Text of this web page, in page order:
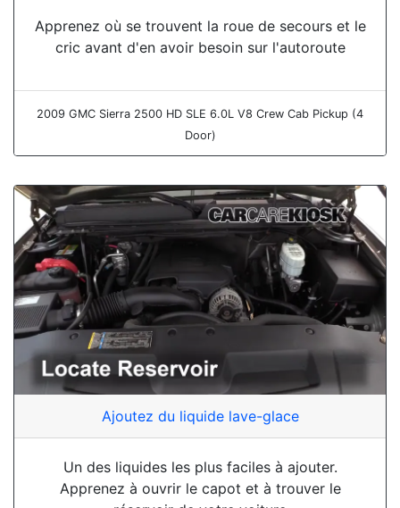
Apprenez où se trouvent la roue de secours et le
cric avant d'en avoir besoin sur l'autoroute
2009 GMC Sierra 2500 HD SLE 6.0L V8 Crew Cab Pickup (4
Door)
Ajoutez du liquide lave-glace
Un des liquides les plus faciles à ajouter.
Apprenez à ouvrir le capot et à trouver le